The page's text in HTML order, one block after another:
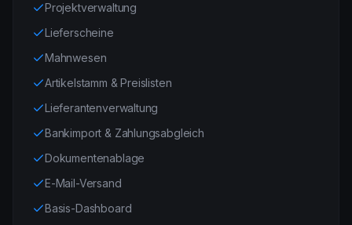
Projektverwaltung
Lieferscheine
Mahnwesen
Artikelstamm & Preislisten
Lieferantenverwaltung
Bankimport & Zahlungsabgleich
Dokumentenablage
E-Mail-Versand
Basis-Dashboard